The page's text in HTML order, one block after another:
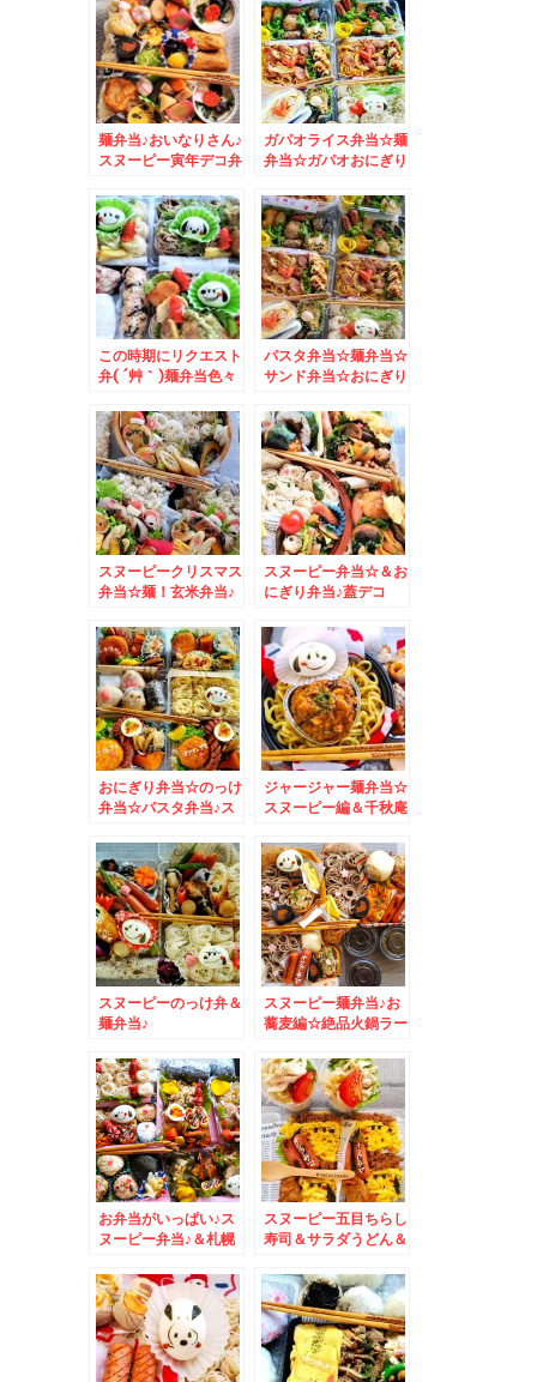
麺弁当♪おいなりさん♪
スヌーピー寅年デコ弁
ガパオライス弁当☆麺
弁当☆ガパオおにぎり
この時期にリクエスト
弁( ´艸｀)麺弁当色々
パスタ弁当☆麺弁当☆
サンド弁当☆おにぎり
スヌーピークリスマス
弁当☆麺！玄米弁当♪
スヌーピー弁当☆＆お
にぎり弁当♪蓋デコ
おにぎり弁当☆のっけ
弁当☆パスタ弁当♪ス
アンパンマン簡単恵方
巻
ジャージャー麺弁当☆
スヌーピー編＆千秋庵
スヌーピーのっけ弁＆
麺弁当♪
スヌーピー麺弁当♪お
蕎麦編☆絶品火鍋ラー
お弁当がいっぱい♪ス
ヌーピー弁当♪＆札幌
スヌーピー五目ちらし
寿司＆サラダうどん＆